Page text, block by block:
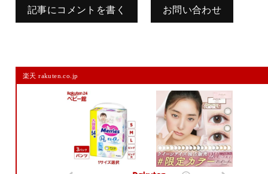
記事にコメントを書く お問い合わせ
メールアドレスは公開されません。
また、コメント欄には、必ず日本語を含めてください（スパム対策）。
楽天 rakuten.co.jp